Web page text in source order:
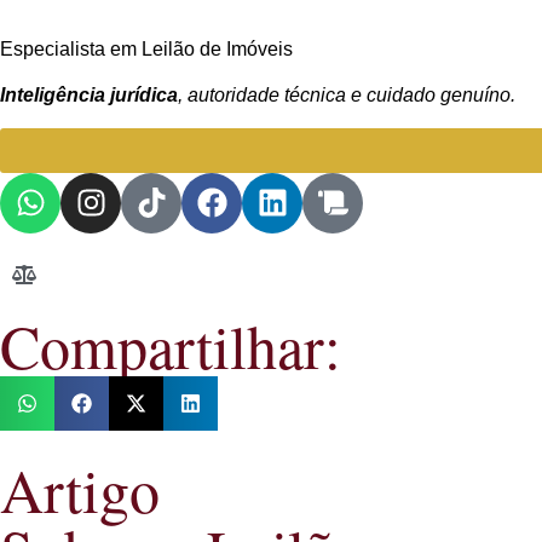
Especialista em Leilão de Imóveis
Inteligência jurídica, autoridade técnica e cuidado genuíno.
Compartilhar:
Artigo